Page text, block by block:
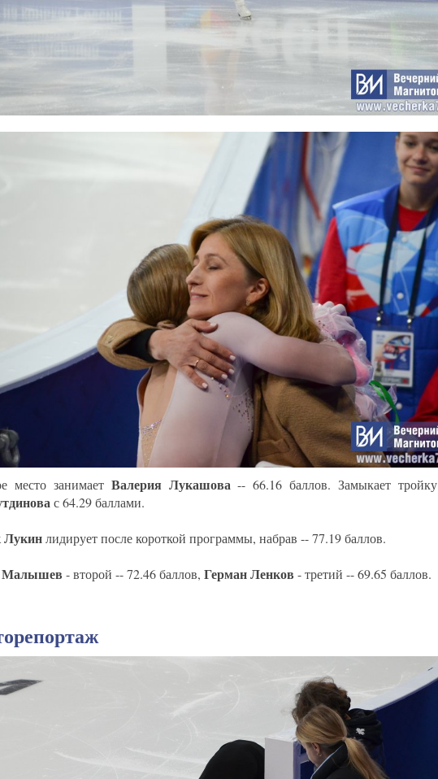
место занимает Валерия Лукашова -- 66.16 баллов. Замыкает тройку
с 64.29 баллами.
лидирует после короткой программы, набрав -- 77.19 баллов.
Малышев - второй -- 72.46 баллов, Герман Ленков - третий -- 69.65 баллов.